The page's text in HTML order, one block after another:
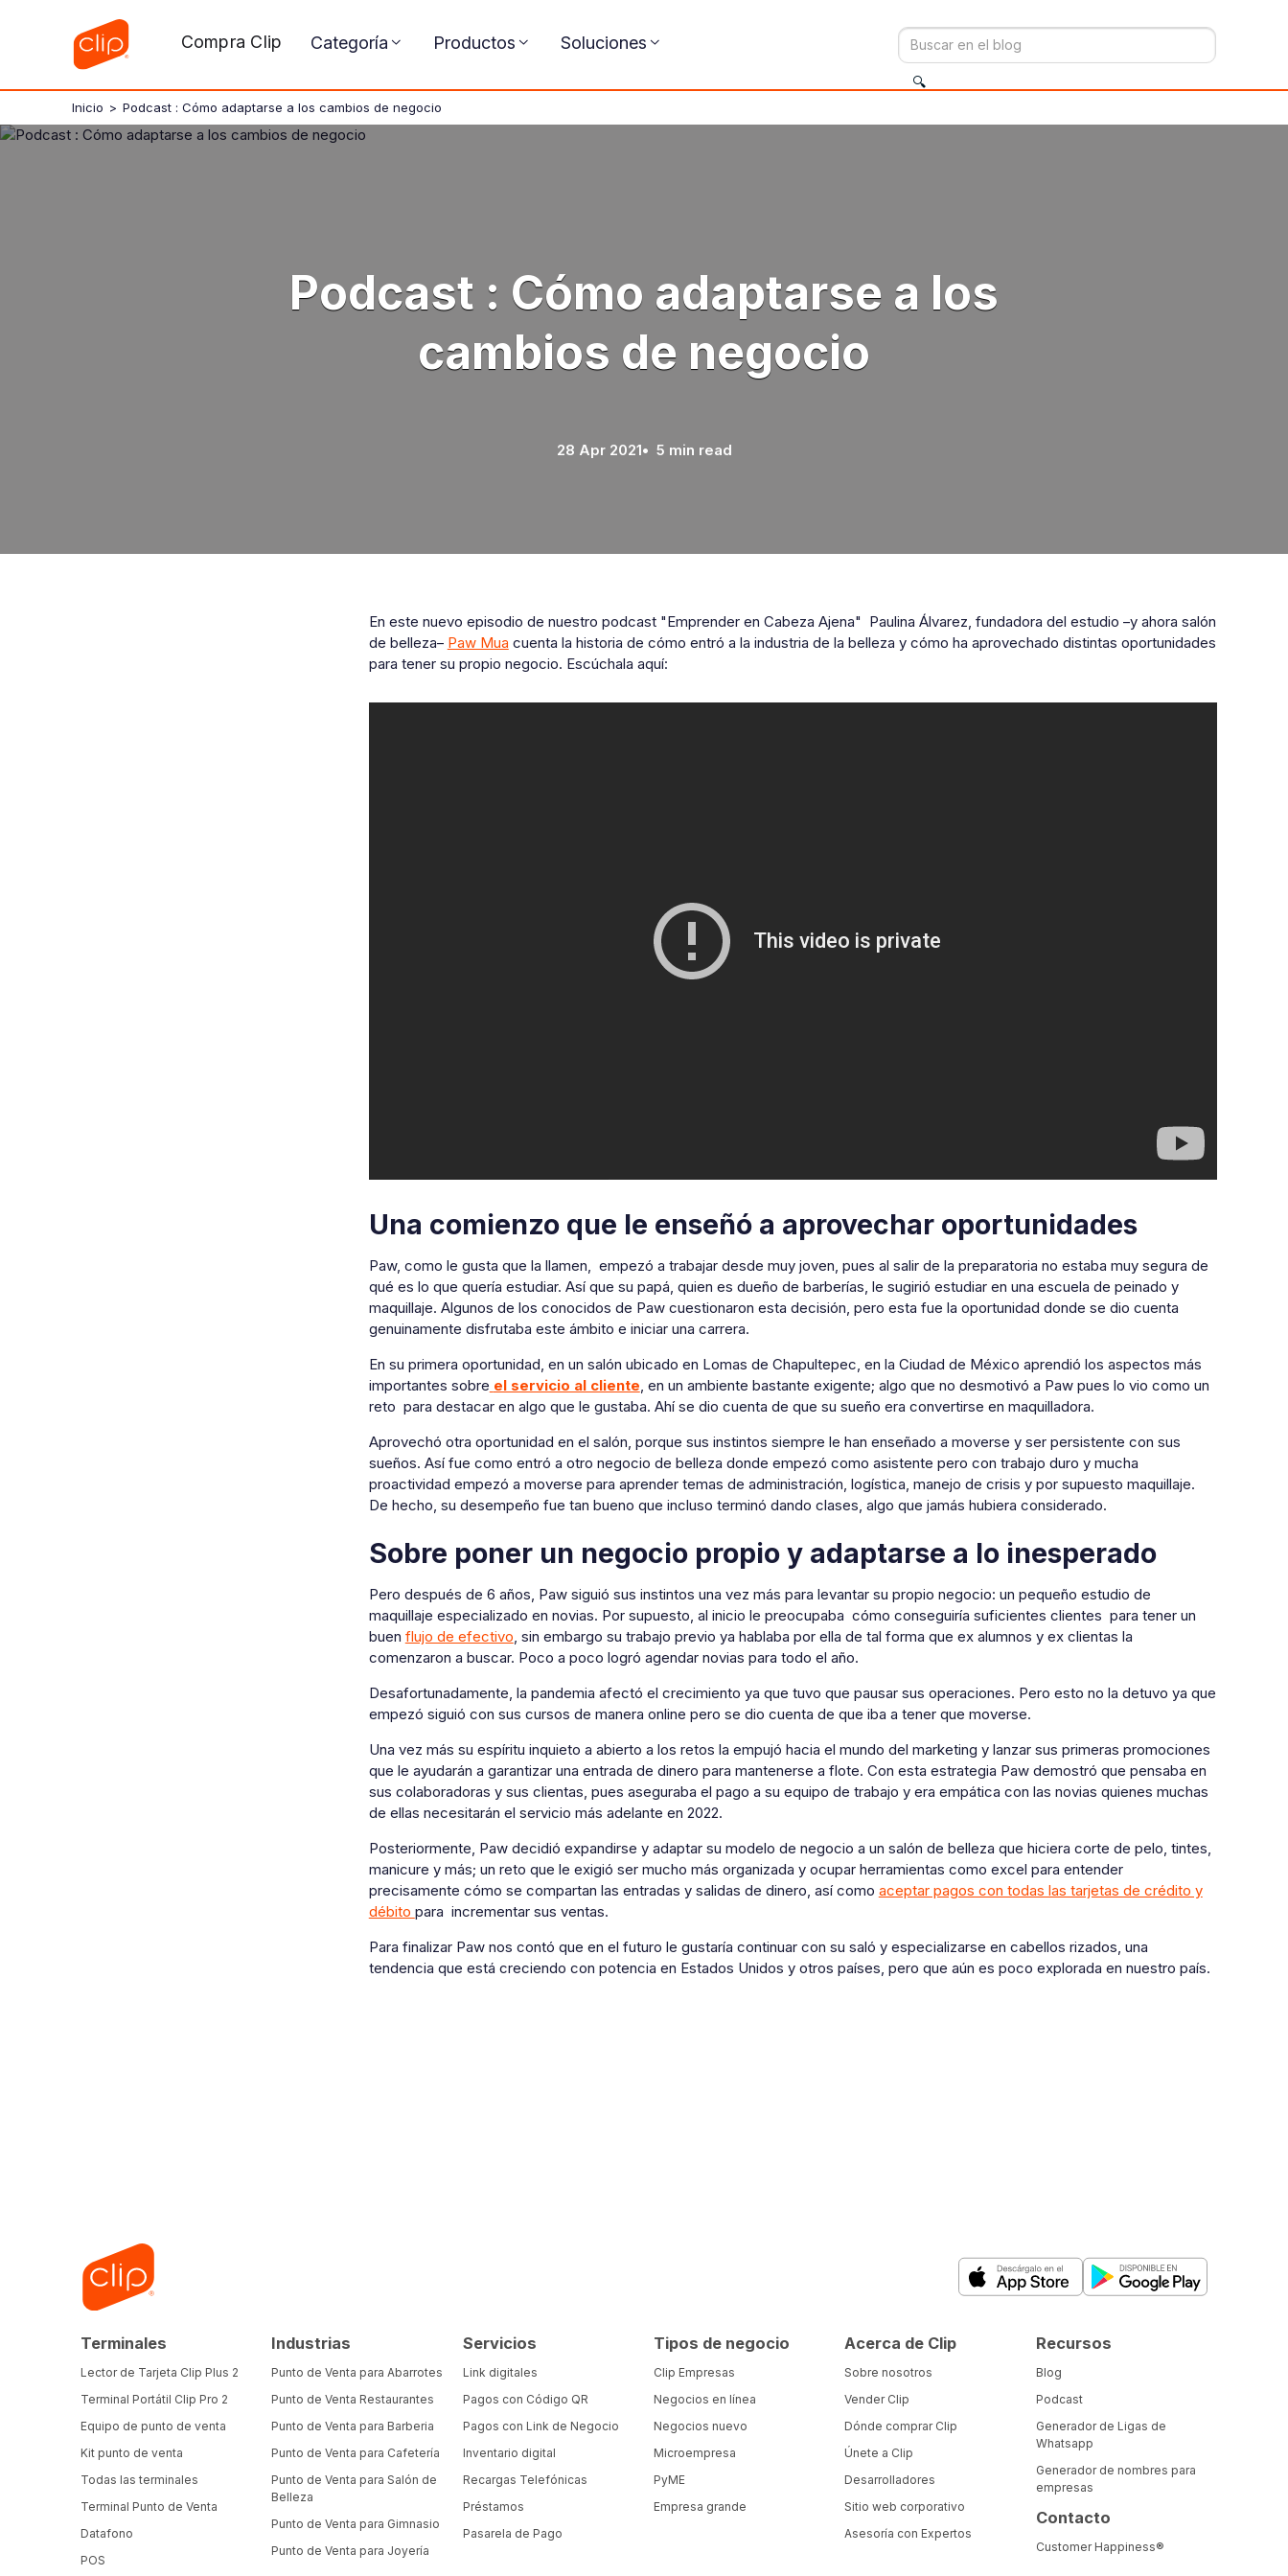
Compra Clip Categoría Productos Soluciones
Inicio > Podcast : Cómo adaptarse a los cambios de negocio
Podcast : Cómo adaptarse a los
cambios de negocio
28 Apr 2021• 5 min read
En este nuevo episodio de nuestro podcast "Emprender en Cabeza Ajena" Paulina Álvarez, fundadora del estudio –y ahora salón
de belleza– Paw Mua cuenta la historia de cómo entró a la industria de la belleza y cómo ha aprovechado distintas oportunidades
para tener su propio negocio. Escúchala aquí:
Una comienzo que le enseñó a aprovechar oportunidades
Paw, como le gusta que la llamen, empezó a trabajar desde muy joven, pues al salir de la preparatoria no estaba muy segura de
qué es lo que quería estudiar. Así que su papá, quien es dueño de barberías, le sugirió estudiar en una escuela de peinado y
maquillaje. Algunos de los conocidos de Paw cuestionaron esta decisión, pero esta fue la oportunidad donde se dio cuenta
genuinamente disfrutaba este ámbito e iniciar una carrera.
En su primera oportunidad, en un salón ubicado en Lomas de Chapultepec, en la Ciudad de México aprendió los aspectos más
importantes sobre el servicio al cliente, en un ambiente bastante exigente; algo que no desmotivó a Paw pues lo vio como un
reto para destacar en algo que le gustaba. Ahí se dio cuenta de que su sueño era convertirse en maquilladora.
Aprovechó otra oportunidad en el salón, porque sus instintos siempre le han enseñado a moverse y ser persistente con sus
sueños. Así fue como entró a otro negocio de belleza donde empezó como asistente pero con trabajo duro y mucha
proactividad empezó a moverse para aprender temas de administración, logística, manejo de crisis y por supuesto maquillaje.
De hecho, su desempeño fue tan bueno que incluso terminó dando clases, algo que jamás hubiera considerado.
Sobre poner un negocio propio y adaptarse a lo inesperado
Pero después de 6 años, Paw siguió sus instintos una vez más para levantar su propio negocio: un pequeño estudio de
maquillaje especializado en novias. Por supuesto, al inicio le preocupaba cómo conseguiría suficientes clientes para tener un
buen flujo de efectivo, sin embargo su trabajo previo ya hablaba por ella de tal forma que ex alumnos y ex clientas la
comenzaron a buscar. Poco a poco logró agendar novias para todo el año.
Desafortunadamente, la pandemia afectó el crecimiento ya que tuvo que pausar sus operaciones. Pero esto no la detuvo ya que
empezó siguió con sus cursos de manera online pero se dio cuenta de que iba a tener que moverse.
Una vez más su espíritu inquieto a abierto a los retos la empujó hacia el mundo del marketing y lanzar sus primeras promociones
que le ayudarán a garantizar una entrada de dinero para mantenerse a flote. Con esta estrategia Paw demostró que pensaba en
sus colaboradoras y sus clientas, pues aseguraba el pago a su equipo de trabajo y era empática con las novias quienes muchas
de ellas necesitarán el servicio más adelante en 2022.
Posteriormente, Paw decidió expandirse y adaptar su modelo de negocio a un salón de belleza que hiciera corte de pelo, tintes,
manicure y más; un reto que le exigió ser mucho más organizada y ocupar herramientas como excel para entender
precisamente cómo se compartan las entradas y salidas de dinero, así como aceptar pagos con todas las tarjetas de crédito y
débito para incrementar sus ventas.
Para finalizar Paw nos contó que en el futuro le gustaría continuar con su saló y especializarse en cabellos rizados, una
tendencia que está creciendo con potencia en Estados Unidos y otros países, pero que aún es poco explorada en nuestro país.
Terminales
Lector de Tarjeta Clip Plus 2
Terminal Portátil Clip Pro 2
Equipo de punto de venta
Kit punto de venta
Todas las terminales
Terminal Punto de Venta
Datafono
POS
Industrias
Punto de Venta para Abarrotes
Punto de Venta Restaurantes
Punto de Venta para Barberia
Punto de Venta para Cafetería
Punto de Venta para Salón de
Belleza
Punto de Venta para Gimnasio
Punto de Venta para Joyería
Servicios
Link digitales
Pagos con Código QR
Pagos con Link de Negocio
Inventario digital
Recargas Telefónicas
Préstamos
Pasarela de Pago
Tipos de negocio
Clip Empresas
Negocios en línea
Negocios nuevo
Microempresa
PyME
Empresa grande
Acerca de Clip
Sobre nosotros
Vender Clip
Dónde comprar Clip
Únete a Clip
Desarrolladores
Sitio web corporativo
Asesoría con Expertos
Recursos
Blog
Podcast
Generador de Ligas de
Whatsapp
Generador de nombres para
empresas
Contacto
Customer Happiness®